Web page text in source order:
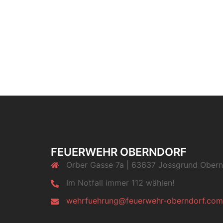
FEUERWEHR OBERNDORF
Orber Gasse 7a | 63637 Jossgrund
Im Notfall immer 112 wählen!
wehrfuehrung@feuerwehr-oberndorf.com